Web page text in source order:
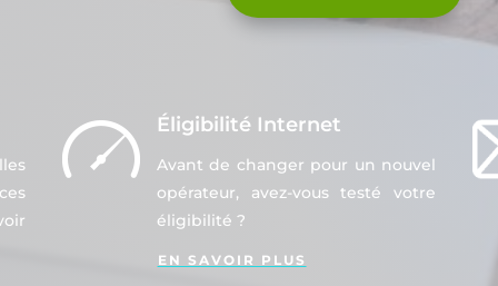
Éligibilité Internet
Avant de changer pour un nouvel
opérateur, avez-vous testé votre
éligibilité ?
EN SAVOIR PLUS